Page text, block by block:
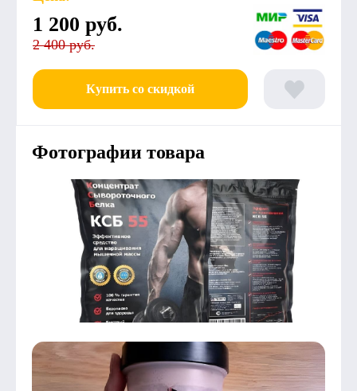
1 200 руб.
2 400 руб.
Купить со скидкой
Фотографии товара